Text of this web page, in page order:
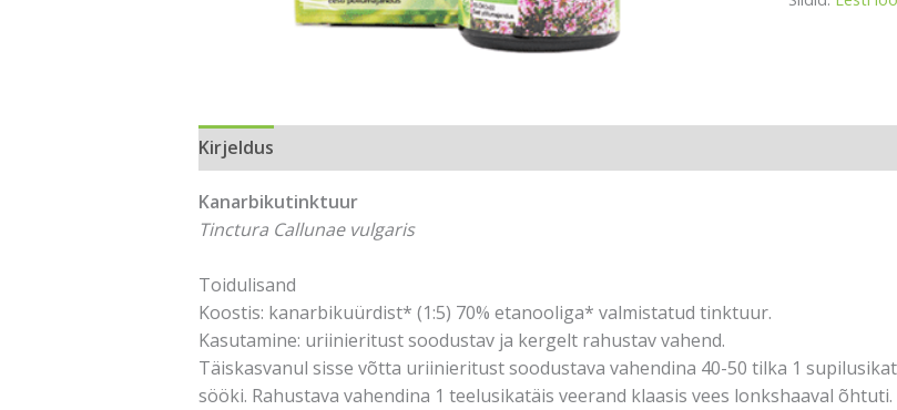
Kirjeldus
Kanarbikutinktuur
Tinctura Callunae vulgaris
Toidulisand
Koostis: kanarbikuürdist* (1:5) 70% etanooliga* valmistatud tinktuur.
Kasutamine: uriinieritust soodustav ja kergelt rahustav vahend.
Täiskasvanul sisse võtta uriinieritust soodustava vahendina 40-50 tilka 1
sööki. Rahustava vahendina 1 teelusikatäis veerand klaasis vees lonkshaaval